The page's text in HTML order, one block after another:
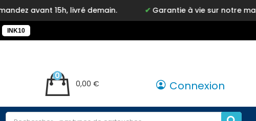
15h, livré demain. Garantie à vie sur notre marque Inkyz
INK10
0,00 €
0
Connexion